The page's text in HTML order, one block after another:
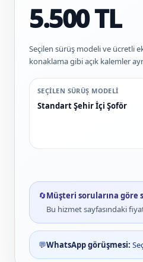
5.500 TL
Seçilen sürüş modeli ve ücretli
konaklama gibi açık kalemler
SEÇILEN SÜRÜŞ MODELI
Standart Şehir İçi Şoför
🔄Müşteri sorularına
Bu hizmet sayfasındaki
💬WhatsApp görüşmesi: